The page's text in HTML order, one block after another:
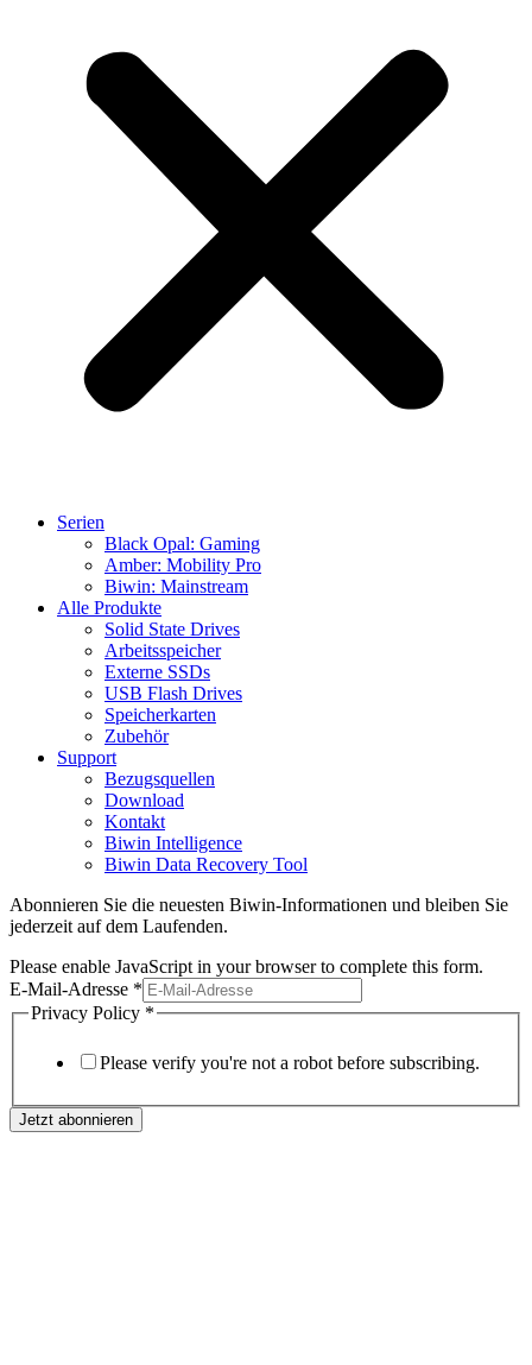
Serien
Black Opal: Gaming
Amber: Mobility Pro
Biwin: Mainstream
Alle Produkte
Solid State Drives
Arbeitsspeicher
Externe SSDs
USB Flash Drives
Speicherkarten
Zubehör
Support
Bezugsquellen
Download
Kontakt
Biwin Intelligence
Biwin Data Recovery Tool
Abonnieren Sie die neuesten Biwin-Informationen und bleiben Sie
jederzeit auf dem Laufenden.
Please enable JavaScript in your browser to complete this form.
E-Mail-Adresse *
Privacy Policy *
Please verify you're not a robot before subscribing.
Jetzt abonnieren